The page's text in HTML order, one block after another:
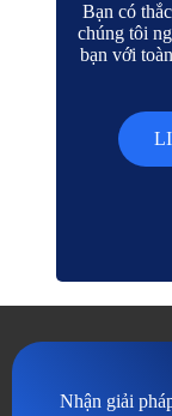
Bạn có
chúng tôi
bạn với
Nhận giải